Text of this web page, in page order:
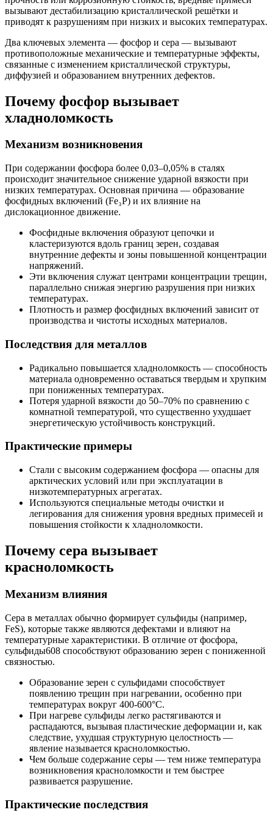
вызывают дестабилизацию кристаллической решётки и
приводят к разрушениям при низких и высоких температурах.
Два ключевых элемента — фосфор и сера — вызывают
противоположные механические и температурные эффекты,
связанные с изменением кристаллической структуры,
диффузией и образованием внутренних дефектов.
Почему фосфор вызывает
хладноломкость
Механизм возникновения
При содержании фосфора более 0,03–0,05% в сталях
происходит значительное снижение ударной вязкости при
низких температурах. Основная причина — образование
фосфидных включений (Fe₃P) и их влияние на
дислокационное движение.
Фосфидные включения образуют цепочки и
кластеризуются вдоль границ зерен, создавая
внутренние дефекты и зоны повышенной концентрации
напряжений.
Эти включения служат центрами концентрации трещин,
параллельно снижая энергию разрушения при низких
температурах.
Плотность и размер фосфидных включений зависит от
производства и чистоты исходных материалов.
Последствия для металлов
Радикально повышается хладноломкость — способность
материала одновременно оставаться твердым и хрупким
при пониженных температурах.
Потеря ударной вязкости до 50–70% по сравнению с
комнатной температурой, что существенно ухудшает
энергетическую устойчивость конструкций.
Практические примеры
Стали с высоким содержанием фосфора — опасны для
арктических условий или при эксплуатации в
низкотемпературных агрегатах.
Используются специальные методы очистки и
легирования для снижения уровня вредных примесей и
повышения стойкости к хладноломкости.
Почему сера вызывает
красноломкость
Механизм влияния
Сера в металлах обычно формирует сульфиды (например,
FeS), которые также являются дефектами и влияют на
температурные характеристики. В отличие от фосфора,
сульфиды608 способствуют образованию зерен с пониженной
связностью.
Образование зерен с сульфидами способствует
появлению трещин при нагревании, особенно при
температурах вокруг 400-600°C.
При нагреве сульфиды легко растягиваются и
распадаются, вызывая пластические деформации и, как
следствие, ухудшая структурную целостность —
явление называется красноломкостью.
Чем больше содержание серы — тем ниже температура
возникновения красноломкости и тем быстрее
развивается разрушение.
Практические последствия